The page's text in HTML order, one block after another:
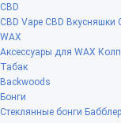
CBD
CBD Vape CBD Вкусняшки
WAX
Аксессуары для WAX
Табак
Backwoods
Бонги
Стеклянные бонги